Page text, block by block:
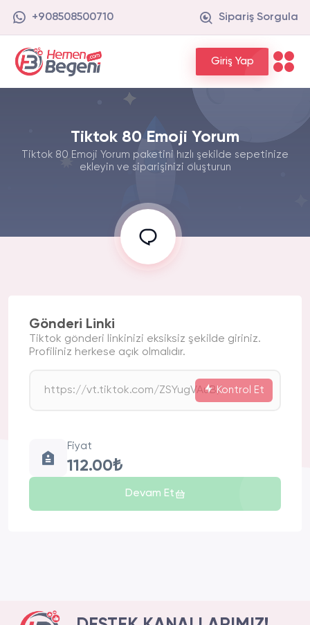
+908508500710 Sipariş Sorgula
Giriş Yap
Tiktok 80 Emoji Yorum
Tiktok 80 Emoji Yorum paketini hızlı şekilde sepetinize
ekleyin ve siparişinizi oluşturun
Gönderi Linki
Tiktok gönderi linkinizi eksiksiz şekilde giriniz.
Profiliniz herkese açık olmalıdır.
Kontrol Et
Fiyat
112.00₺
Devam Et